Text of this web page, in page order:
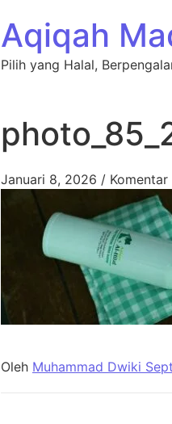
Aqiqah
Pilih yang Halal,
Januari 8, 2026 /
Oleh Muhammad Dwiki